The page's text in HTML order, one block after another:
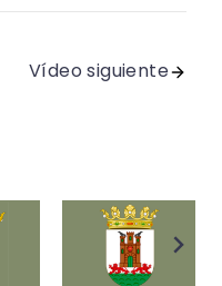
Vídeo siguiente